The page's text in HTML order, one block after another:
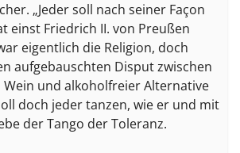
„Jeder soll nach seiner Façon
einst Friedrich II. von Preußen
eigentlich die Religion, doch
aufgebauschten Disput zwischen
und alkoholfreier Alternative
doch jeder tanzen, wie er und mit
der Tango der Toleranz.